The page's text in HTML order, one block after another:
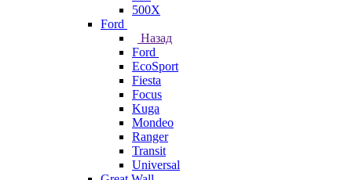
500X
Ford
Назад
Ford
EcoSport
Fiesta
Focus
Kuga
Mondeo
Ranger
Transit
Universal